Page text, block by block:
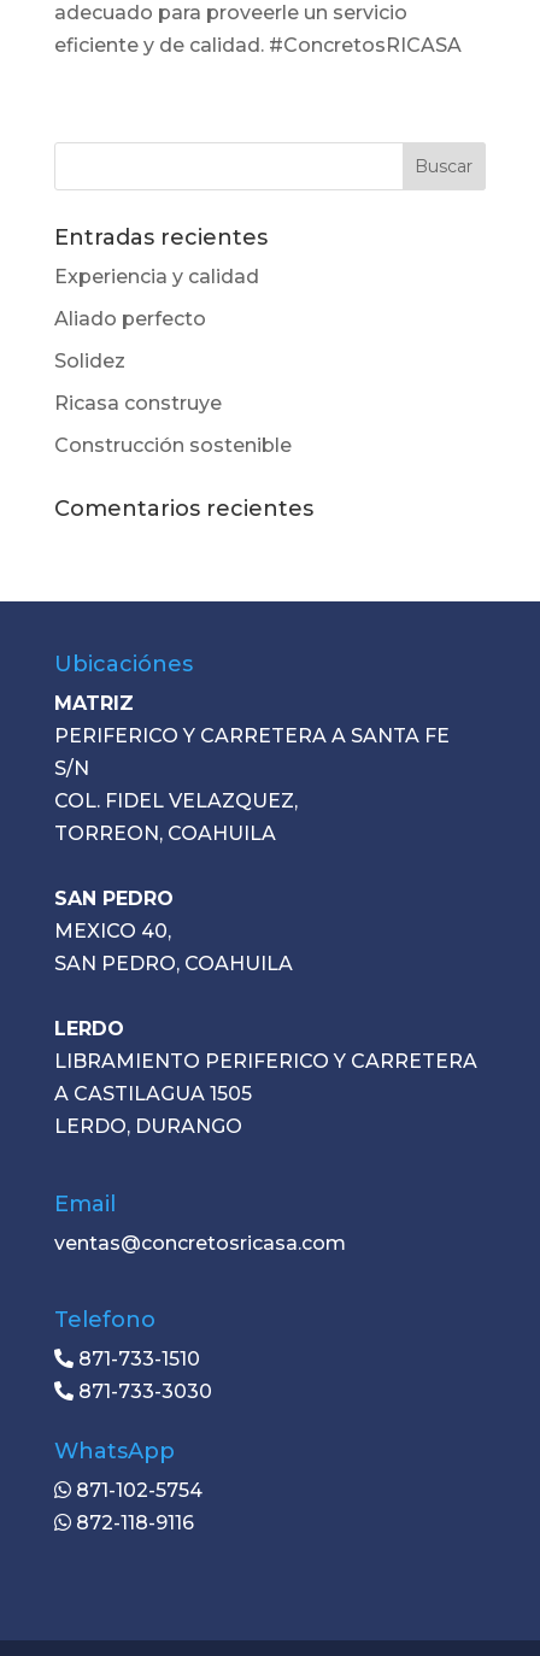
adecuado para proveerle un servicio
eficiente y de calidad. #ConcretosRICASA
Entradas recientes
Experiencia y calidad
Aliado perfecto
Solidez
Ricasa construye
Construcción sostenible
Comentarios recientes
Ubicaciónes
MATRIZ
PERIFERICO Y CARRETERA A SANTA FE
S/N
COL. FIDEL VELAZQUEZ,
TORREON, COAHUILA
SAN PEDRO
MEXICO 40,
SAN PEDRO, COAHUILA
LERDO
LIBRAMIENTO PERIFERICO Y CARRETERA
A CASTILAGUA 1505
LERDO, DURANGO
Email
ventas@concretosricasa.com
Telefono
871-733-1510
871-733-3030
WhatsApp
871-102-5754
872-118-9116